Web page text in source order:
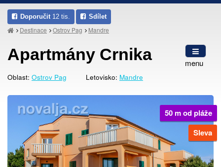
Doporučit 12 tis. Sdílet
Destinace Ostrov Pag Mandre
menu
Apartmány Crnika
Oblast: Ostrov Pag Letovisko: Mandre
50 m od pláže
Sleva